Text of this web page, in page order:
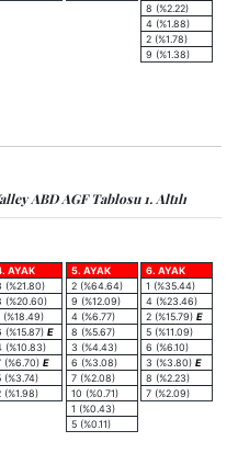
8 (%2.22)
4 (%1.88)
2 (%1.78)
9 (%1.38)
ABD AGF Tablosu 1. Altılı
AYAK
(%21.80)
(%20.60)
(%18.49)
(%15.87) E
(%10.83)
(%6.70) E
(%3.74)
(%1.98)
5. AYAK
2 (%64.64)
9 (%12.09)
4 (%6.77)
8 (%5.67)
3 (%4.43)
6 (%3.08)
7 (%2.08)
10 (%0.71)
1 (%0.43)
5 (%0.11)
6. AYAK
1 (%35.44)
4 (%23.46)
2 (%15.79) E
5 (%11.09)
6 (%6.10)
3 (%3.80) E
8 (%2.23)
7 (%2.09)